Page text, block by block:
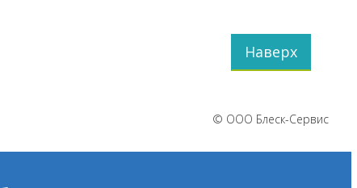
Наверх
© ООО Блеск-Сервис